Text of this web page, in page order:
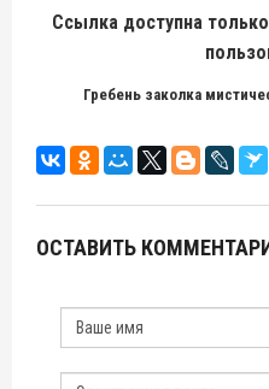
Ссылка доступна
Гребень заколка
ОСТАВИТЬ